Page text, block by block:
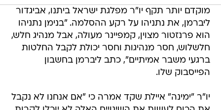
מוקדם יותר תקף יו"ר מפלגת ישראל ביתנו, אביגדור
ליברמן, את נתניהו על רקע ההסלמה. "בנימן נתניהו
הוא פרנזטור מצוין, קמפיינר מעולה, אבל מנהיג חלש,
חלשלוש, חסר מנהיגות וחסר יכולת לקבל החלטות
ברגעי משבר אמיתיים", כתב ליברמן בחשבון
הפייסבוק שלו.
יו"ר "ימינה" איילת שקד אמרה כי "אם אנחנו לא נקבל